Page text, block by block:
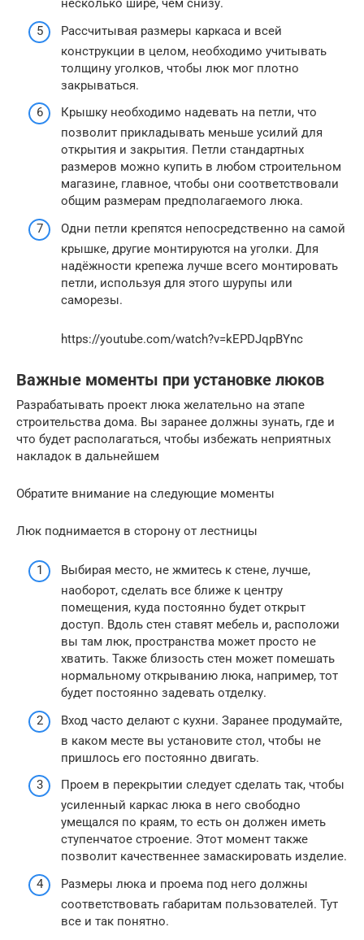
несколько шире, чем снизу.
Рассчитывая размеры каркаса и всей
конструкции в целом, необходимо учитывать
толщину уголков, чтобы люк мог плотно
закрываться.
Крышку необходимо надевать на петли, что
позволит прикладывать меньше усилий для
открытия и закрытия. Петли стандартных
размеров можно купить в любом строительном
магазине, главное, чтобы они соответствовали
общим размерам предполагаемого люка.
Одни петли крепятся непосредственно на самой
крышке, другие монтируются на уголки. Для
надёжности крепежа лучше всего монтировать
петли, используя для этого шурупы или
саморезы.
https://youtube.com/watch?v=kEPDJqpBYnc
Важные моменты при установке люков
Разрабатывать проект люка желательно на этапе
строительства дома. Вы заранее должны зунать, где и
что будет располагаться, чтобы избежать неприятных
накладок в дальнейшем
Обратите внимание на следующие моменты
Люк поднимается в сторону от лестницы
Выбирая место, не жмитесь к стене, лучше,
наоборот, сделать все ближе к центру
помещения, куда постоянно будет открыт
доступ. Вдоль стен ставят мебель и, расположи
вы там люк, пространства может просто не
хватить. Также близость стен может помешать
нормальному открыванию люка, например, тот
будет постоянно задевать отделку.
Вход часто делают с кухни. Заранее продумайте,
в каком месте вы установите стол, чтобы не
пришлось его постоянно двигать.
Проем в перекрытии следует сделать так, чтобы
усиленный каркас люка в него свободно
умещался по краям, то есть он должен иметь
ступенчатое строение. Этот момент также
позволит качественнее замаскировать изделие.
Размеры люка и проема под него должны
соответствовать габаритам пользователей. Тут
все и так понятно.